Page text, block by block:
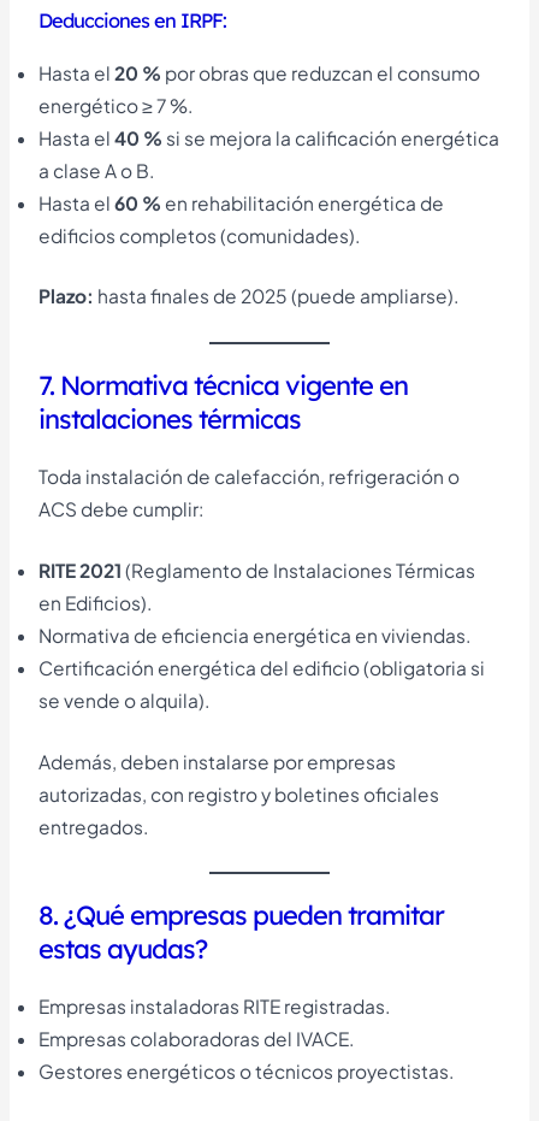
Deducciones en IRPF:
Hasta el 20 % por obras que reduzcan el consumo
energético ≥ 7 %.
Hasta el40 % si se mejora la calificación energética
a clase A o B.
Hasta el60 % en rehabilitación energética de
edificios completos (comunidades).
Plazo: hasta finales de 2025 (puede ampliarse).
7. Normativa técnica vigente en
instalaciones térmicas
Toda instalación de calefacción, refrigeración o
ACS debe cumplir:
RITE 2021 (Reglamento de Instalaciones Térmicas
en Edificios).
Normativa de eficiencia energética en viviendas.
Certificación energética del edificio (obligatoria si
se vende o alquila).
Además, deben instalarse por empresas
autorizadas, con registro y boletines oficiales
entregados.
8. ¿Qué empresas pueden tramitar
estas ayudas?
Empresas instaladoras RITE registradas.
Empresas colaboradoras del IVACE.
Gestores energéticos o técnicos proyectistas.